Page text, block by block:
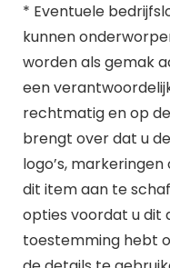
* Eventuele
kunnen
worden als gemak
een
rechtmatig en op
brengt over dat u
logo’s,
dit item aan te
opties voordat u dit
toestemming hebt